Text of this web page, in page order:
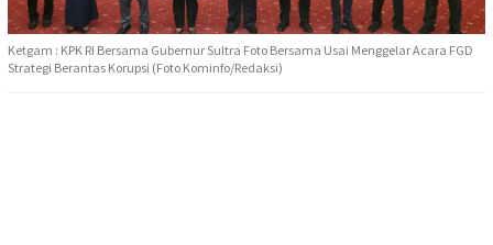
Ketgam : KPK RI Bersama Gubernur Sultra Foto Bersama Usai Menggelar Acara FGD
Strategi Berantas Korupsi (Foto Kominfo/Redaksi)